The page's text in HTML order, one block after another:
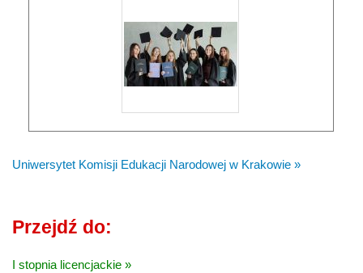
Uniwersytet Komisji Edukacji Narodowej w Krakowie »
Przejdź do:
I stopnia licencjackie »